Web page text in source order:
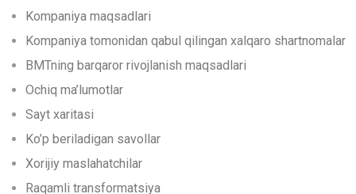
Kompaniya maqsadlari
Kompaniya tomonidan qabul qilingan xalqaro shartnomalar
BMTning barqaror rivojlanish maqsadlari
Ochiq ma’lumotlar
Sayt xaritasi
Ko’p beriladigan savollar
Xorijiy maslahatchilar
Raqamli transformatsiya